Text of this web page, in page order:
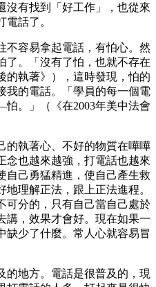
沒有找到「好工作」，也從來
話了。
不容易拿起電話，有怕心。然
了。「沒有了怕，也就不存在
的執著》），這時發現，怕的
我的電話。「學員的每一個電
。」（《在2003年美中法會
的執著心、不好的物質在嘩嘩
念也越來越強，打電話也越來
自己勇猛精進，使自己產生救
理解正法，跟上正法進程。
可分的，只有自己當自己處於
講，效果才會好。現在如果一
缺少了什麼。常人心就容易冒
的地方。電話是很普及的，現